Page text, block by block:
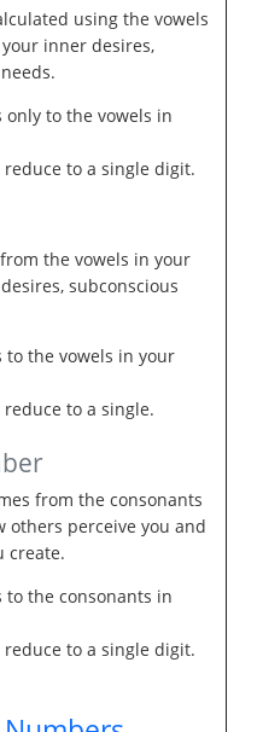
using the vowels
inner desires,
only to the vowels in
to a single digit.
the vowels in your
subconscious
to the vowels in your
to a single.
from the consonants
others perceive you and
create.
to the consonants in
to a single digit.